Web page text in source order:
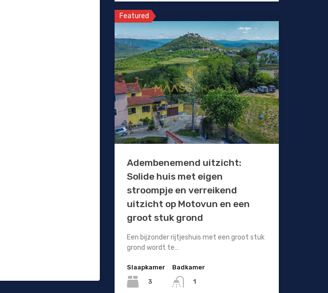
Featured
Adembenemend uitzicht:
Solide huis met eigen
stroompje en verreikend
uitzicht op Motovun en een
groot stuk grond
Een bijzonder rijtjeshuis met een groot stuk
grond wordt te…
Slaapkamer
3
Badkamer
1